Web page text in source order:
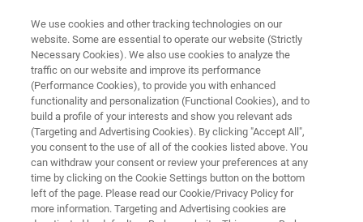
EVENT - CHINA
浙江省第十一届分析测试学术报
告会
联系我们
We use cookies and other tracking technologies on our
website. Some are essential to operate our website (Strictly
Necessary Cookies). We also use cookies to analyze the
traffic on our website and improve its performance
(Performance Cookies), to provide you with enhanced
functionality and personalization (Functional Cookies), and to
build a profile of your interests and show you relevant ads
(Targeting and Advertising Cookies). By clicking "Accept All",
you consent to the use of all of the cookies listed above. You
can withdraw your consent or review your preferences at any
time by clicking on the Cookie Settings button on the bottom
left of the page. Please read our Cookie/Privacy Policy for
more information. Targeting and Advertising cookies are